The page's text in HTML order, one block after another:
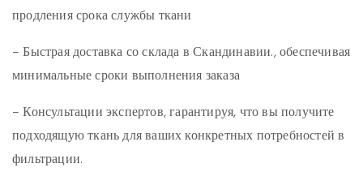
продления срока службы ткани
–Быстрая доставка со склада в Скандинавии., обеспечивая
минимальные сроки выполнения заказа
–Консультации экспертов, гарантируя, что вы получите
подходящую ткань для ваших конкретных потребностей в
фильтрации.